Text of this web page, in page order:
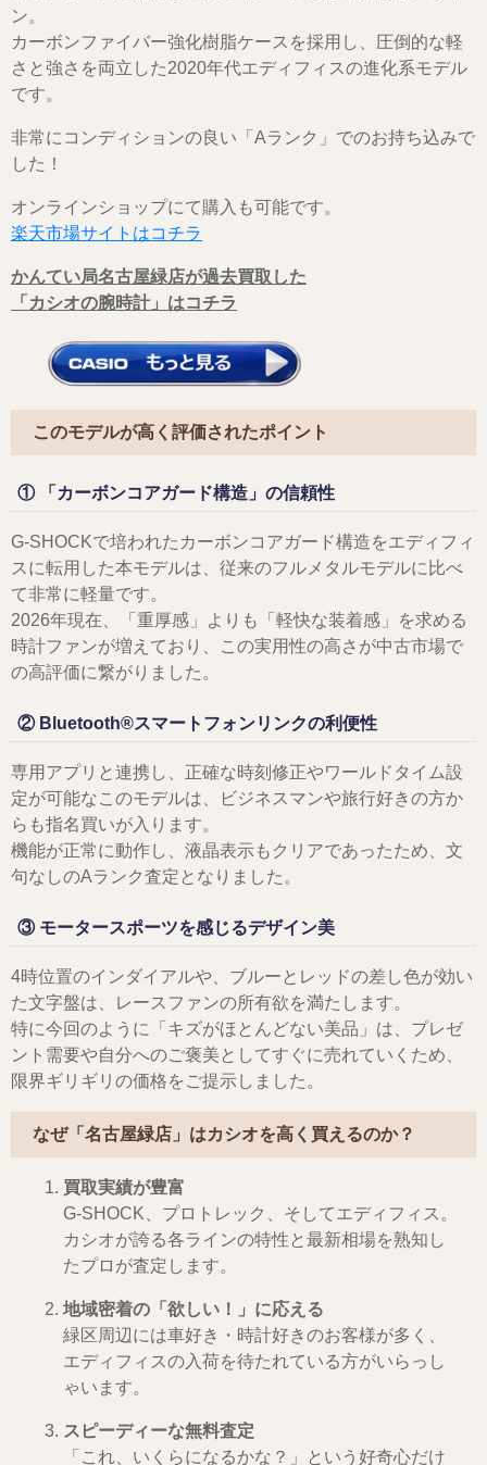
ン。
カーボンファイバー強化樹脂ケースを採用し、圧倒的な軽
さと強さを両立した2020年代エディフィスの進化系モデル
です。
非常にコンディションの良い「Aランク」でのお持ち込みで
した！
オンラインショップにて購入も可能です。
楽天市場サイトはコチラ
かんてい局名古屋緑店が過去買取した
「カシオの腕時計」はコチラ
このモデルが高く評価されたポイント
① 「カーボンコアガード構造」の信頼性
G-SHOCKで培われたカーボンコアガード構造をエディフィ
スに転用した本モデルは、従来のフルメタルモデルに比べ
て非常に軽量です。
2026年現在、「重厚感」よりも「軽快な装着感」を求める
時計ファンが増えており、この実用性の高さが中古市場で
の高評価に繋がりました。
② Bluetooth®スマートフォンリンクの利便性
専用アプリと連携し、正確な時刻修正やワールドタイム設
定が可能なこのモデルは、ビジネスマンや旅行好きの方か
らも指名買いが入ります。
機能が正常に動作し、液晶表示もクリアであったため、文
句なしのAランク査定となりました。
③ モータースポーツを感じるデザイン美
4時位置のインダイアルや、ブルーとレッドの差し色が効い
た文字盤は、レースファンの所有欲を満たします。
特に今回のように「キズがほとんどない美品」は、プレゼ
ント需要や自分へのご褒美としてすぐに売れていくため、
限界ギリギリの価格をご提示しました。
なぜ「名古屋緑店」はカシオを高く買えるのか？
買取実績が豊富
G-SHOCK、プロトレック、そしてエディフィス。
カシオが誇る各ラインの特性と最新相場を熟知し
たプロが査定します。
地域密着の「欲しい！」に応える
緑区周辺には車好き・時計好きのお客様が多く、
エディフィスの入荷を待たれている方がいらっし
ゃいます。
スピーディーな無料査定
「これ、いくらになるかな？」という好奇心だけ